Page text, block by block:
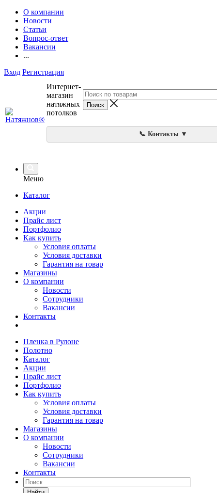
О компании
Новости
Статьи
Вопрос-ответ
Вакансии
...
Вход Регистрация
Интернет-
магазин
натяжных
потолков
📞 Контакты ▼
Меню
Каталог
Акции
Прайс лист
Портфолио
Как купить
Условия оплаты
Условия доставки
Гарантия на товар
Магазины
О компании
Новости
Сотрудники
Вакансии
Контакты
Пленка в Рулоне
Полотно
Каталог
Акции
Прайс лист
Портфолио
Как купить
Условия оплаты
Условия доставки
Гарантия на товар
Магазины
О компании
Новости
Сотрудники
Вакансии
Контакты